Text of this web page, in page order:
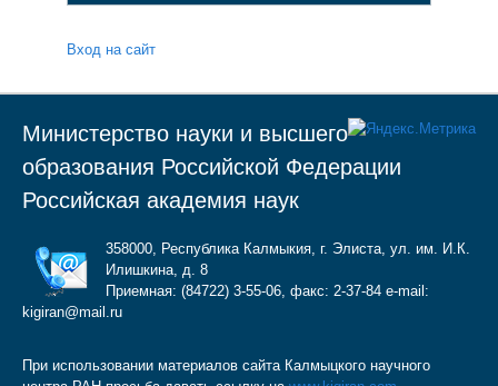
Вход на сайт
Министерство науки и высшего
образования Российской Федерации
Российская академия наук
358000, Республика Калмыкия, г. Элиста, ул. им. И.К.
Илишкина, д. 8
Приемная: (84722) 3-55-06, факс: 2-37-84 e-mail:
kigiran@mail.ru
При использовании материалов сайта Калмыцкого научного